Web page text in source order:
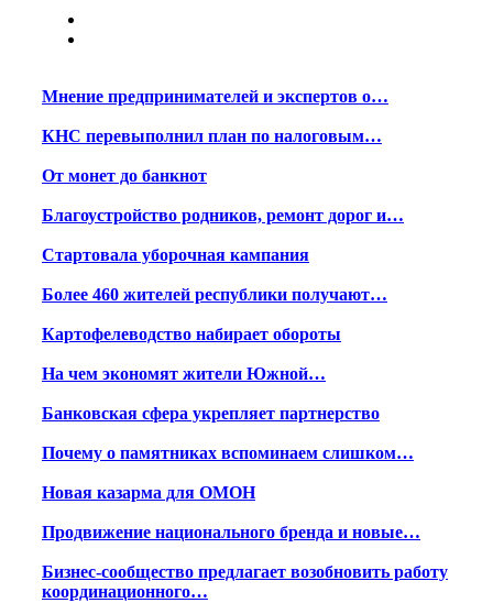
Мнение предпринимателей и экспертов о…
КНС перевыполнил план по налоговым…
От монет до банкнот
Благоустройство родников, ремонт дорог и…
Стартовала уборочная кампания
Более 460 жителей республики получают…
Картофелеводство набирает обороты
На чем экономят жители Южной…
Банковская сфера укрепляет партнерство
Почему о памятниках вспоминаем слишком…
Новая казарма для ОМОН
Продвижение национального бренда и новые…
Бизнес-сообщество предлагает возобновить работу
координационного…